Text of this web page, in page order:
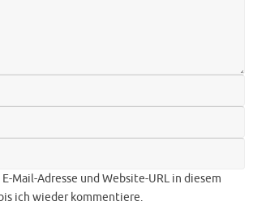
Mail-Adresse und Website-URL in diesem
ich wieder kommentiere.